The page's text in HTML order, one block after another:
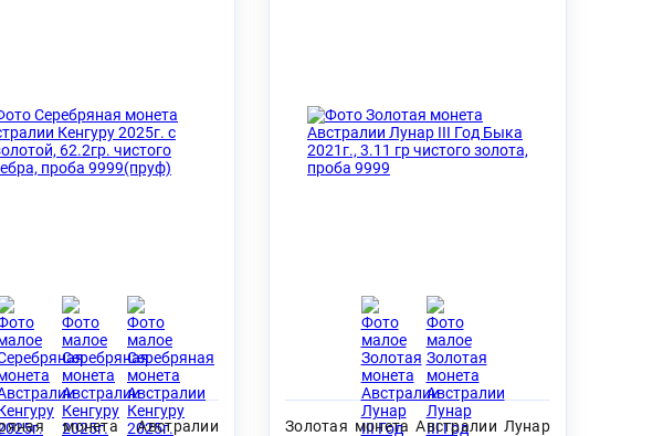
монета Австралии
Золотая монета Австралии Лунар